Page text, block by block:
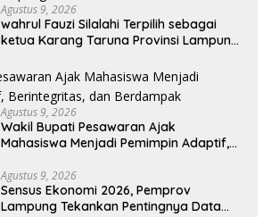
Agustus 9, 2026
wahrul Fauzi Silalahi Terpilih sebagai
ketua Karang Taruna Provinsi Lampung
Agustus 9, 2026
Wakil Bupati Pesawaran Ajak
Mahasiswa Menjadi Pemimpin Adaptif,
Agustus 9, 2026
Sensus Ekonomi 2026, Pemprov
Lampung Tekankan Pentingnya Data